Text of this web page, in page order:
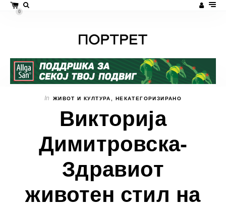
0
In ЖИВОТ И КУЛТУРА НЕКАТЕГОРИЗИРАНО
Викторија
Димитровска-
Здравиот
животен стил на